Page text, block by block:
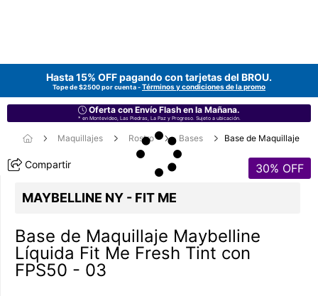
Hasta 15% OFF pagando con tarjetas del BROU.
Tope de $2500 por cuenta -Términos y condiciones de la promo
Oferta con Envío Flash en la Mañana.
* en Montevideo, Las Piedras, La Paz y Progreso. Sujeto a ubicación.
Maquillajes Rostro Bases Base de Maquillaje
Compartir 30% OFF
MAYBELLINE NY - FIT ME
Base de Maquillaje Maybelline
Líquida Fit Me Fresh Tint con
FPS50 - 03